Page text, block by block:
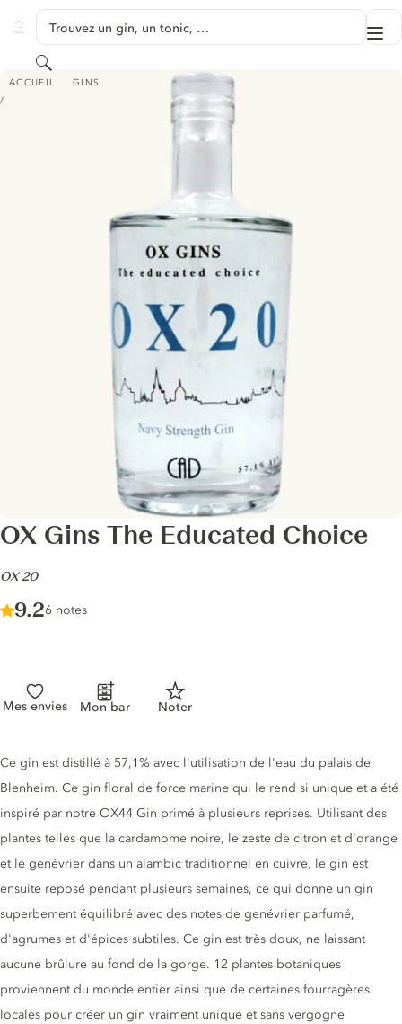
GINVENTORY
Trouvez un gin, un tonic, …
Rechercher
ACCUEIL GINS
OX GINS THE EDUCATED CHOICE - OX 20
OX Gins The Educated Choice
-
OX 20
Score :
9.2/ 10
6 notes
Mes envies Mon bar Noter
Description du gin
Ce gin est distillé à 57,1% avec l'utilisation de l'eau du palais de
Blenheim. Ce gin floral de force marine qui le rend si unique et a été
inspiré par notre OX44 Gin primé à plusieurs reprises. Utilisant des
plantes telles que la cardamome noire, le zeste de citron et d'orange
et le genévrier dans un alambic traditionnel en cuivre, le gin est
ensuite reposé pendant plusieurs semaines, ce qui donne un gin
superbement équilibré avec des notes de genévrier parfumé,
d'agrumes et d'épices subtiles. Ce gin est très doux, ne laissant
aucune brûlure au fond de la gorge. 12 plantes botaniques
proviennent du monde entier ainsi que de certaines fourragères
locales pour créer un gin vraiment unique et sans vergogne